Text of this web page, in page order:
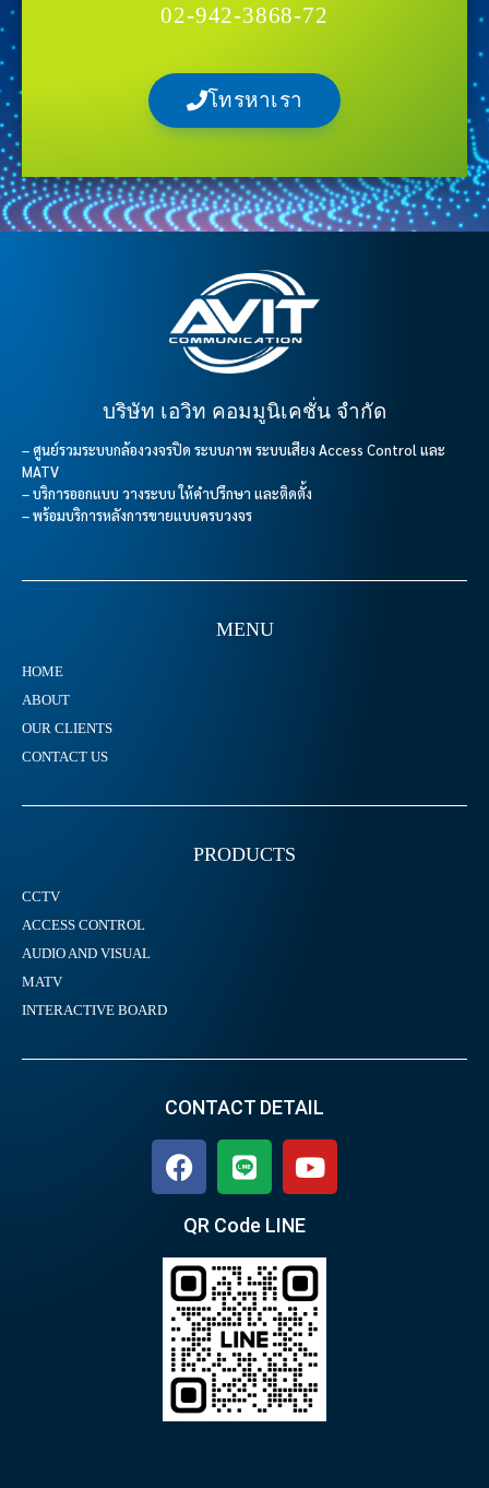
02-942-3868-72
โทรหาเรา
บริษัท เอวิท คอมมูนิเคชั่น จำกัด
– ศูนย์รวมระบบกล้องวงจรปิด ระบบภาพ ระบบเสียง Access Control และ
MATV
– บริการออกแบบ วางระบบ ให้คำปรึกษา และติดตั้ง
– พร้อมบริการหลังการขายแบบครบวงจร
MENU
HOME
ABOUT
OUR CLIENTS
CONTACT US
PRODUCTS
CCTV
ACCESS CONTROL
AUDIO AND VISUAL
MATV
INTERACTIVE BOARD
CONTACT DETAIL
QR Code LINE